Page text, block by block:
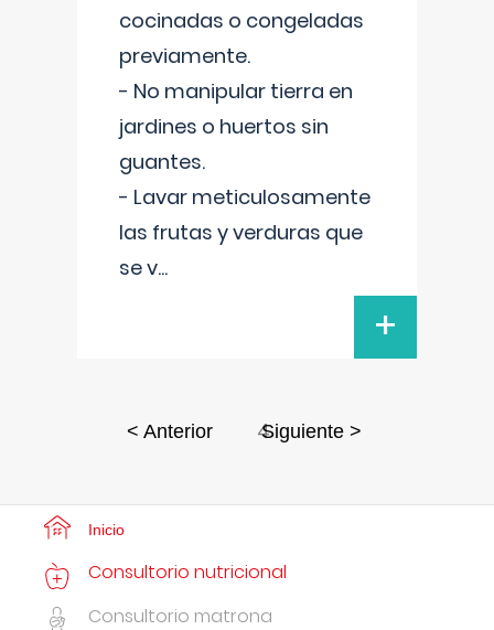
cocinadas o congeladas
previamente.
- No manipular tierra en
jardines o huertos sin
guantes.
- Lavar meticulosamente
las frutas y verduras que
se v...
+
< Anterior 4
Siguiente >
Inicio
Consultorio nutricional
Consultorio matrona